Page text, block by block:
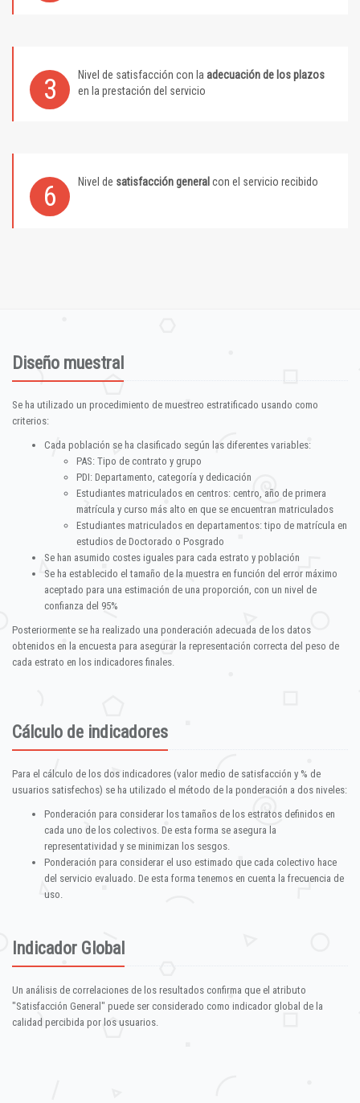
3 Nivel de satisfacción con la adecuación de los plazos
en la prestación del servicio
6 Nivel de satisfacción general con el servicio recibido
Diseño muestral
Se ha utilizado un procedimiento de muestreo estratificado usando como
criterios:
Cada población se ha clasificado según las diferentes variables:
PAS: Tipo de contrato y grupo
PDI: Departamento, categoría y dedicación
Estudiantes matriculados en centros: centro, año de primera
matrícula y curso más alto en que se encuentran matriculados
Estudiantes matriculados en departamentos: tipo de matrícula en
estudios de Doctorado o Posgrado
Se han asumido costes iguales para cada estrato y población
Se ha establecido el tamaño de la muestra en función del error máximo
aceptado para una estimación de una proporción, con un nivel de
confianza del 95%
Posteriormente se ha realizado una ponderación adecuada de los datos
obtenidos en la encuesta para asegurar la representación correcta del peso de
cada estrato en los indicadores finales.
Cálculo de indicadores
Para el cálculo de los dos indicadores (valor medio de satisfacción y % de
usuarios satisfechos) se ha utilizado el método de la ponderación a dos niveles:
Ponderación para considerar los tamaños de los estratos definidos en
cada uno de los colectivos. De esta forma se asegura la
representatividad y se minimizan los sesgos.
Ponderación para considerar el uso estimado que cada colectivo hace
del servicio evaluado. De esta forma tenemos en cuenta la frecuencia de
uso.
Indicador Global
Un análisis de correlaciones de los resultados confirma que el atributo
"Satisfacción General" puede ser considerado como indicador global de la
calidad percibida por los usuarios.